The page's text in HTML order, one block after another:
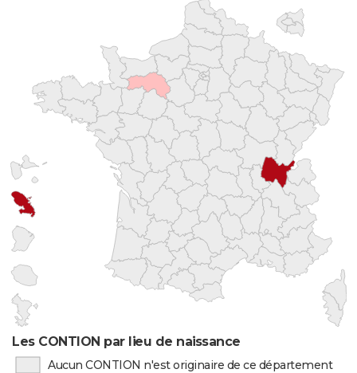
Les CONTION par lieu de naissance
Aucun CONTION n'est originaire de ce département